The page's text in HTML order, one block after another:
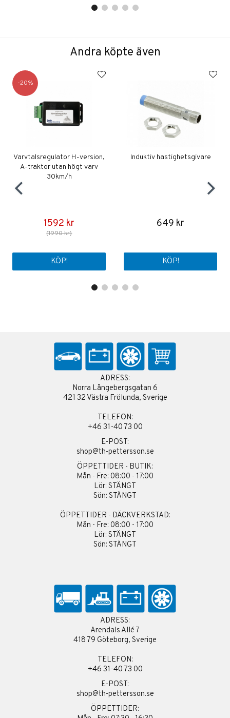
Andra köpte även
20
Varvtalsregulator H-version,
A-traktor utan högt varv
30km/h
1592 kr
(1990 kr)
KÖP!
Induktiv hastighetsgivare
649 kr
KÖP!
ADRESS:
Norra Långebergsgatan 6
421 32 Västra Frölunda, Sverige
TELEFON:
+46 31-40 73 00
E-POST:
shop@th-pettersson.se
ÖPPETTIDER - BUTIK:
Mån - Fre: 08:00 - 17:00
Lör: STÄNGT
Sön: STÄNGT
ÖPPETTIDER - DÄCKVERKSTAD:
Mån - Fre: 08:00 - 17:00
Lör: STÄNGT
Sön: STÄNGT
ADRESS:
Arendals Allé 7
418 79 Göteborg, Sverige
TELEFON:
+46 31-40 73 00
E-POST:
shop@th-pettersson.se
ÖPPETTIDER: